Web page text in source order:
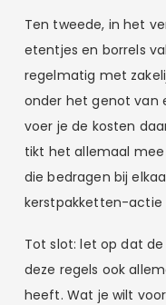
Ten tweede, in het
etentjes en borrels
regelmatig met
onder het genot van
voer je de kosten
tikt het allemaal
die bedragen bij
kerstpakketten-actie
Tot slot: let op dat de
deze regels ook
heeft. Wat je wilt